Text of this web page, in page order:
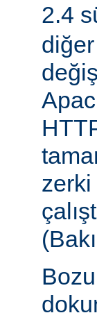
2.4
zerki